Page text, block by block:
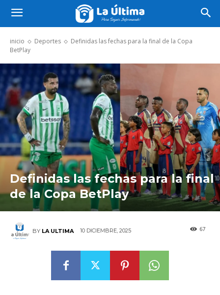
inicio Deportes
Definidas las fechas para la final de la Copa
BetPlay
Definidas las fechas para la final
de la Copa BetPlay
BY LA ULTIMA 10 DICIEMBRE, 2025 67